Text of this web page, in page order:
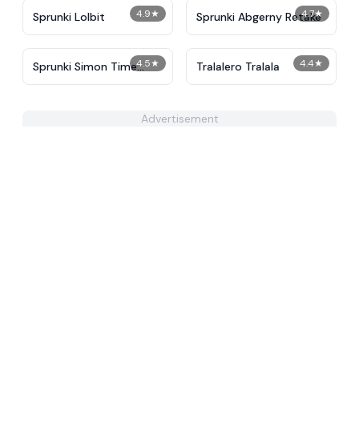
4.9★
Sprunki Lolbit 4.7★
Sprunki Abgerny Retake
4.5★
Sprunki Simon Time
PHASE 3
4.4★
Tralalero Tralala
Advertisement